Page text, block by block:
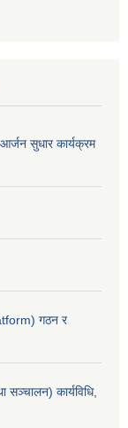
आर्जन सुधार कार्यक्रम
गठन र
कार्यविधि,